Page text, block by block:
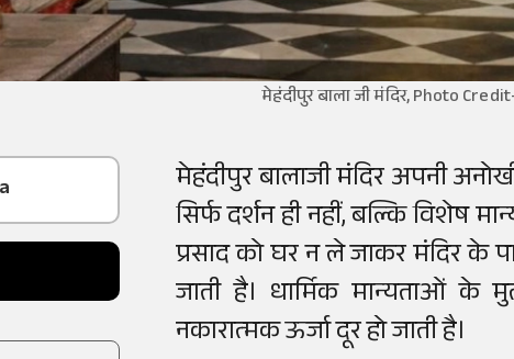
मेहंदीपुर बाला जी मंदिर, Photo
मेहंदीपुर बालाजी मंदिर अपनी
सिर्फ दर्शन ही नहीं, बल्कि विशेष
प्रसाद को घर न ले जाकर मंदिर के
जाती है। धार्मिक मान्यताओं के
नकारात्मक ऊर्जा दूर हो जाती है।